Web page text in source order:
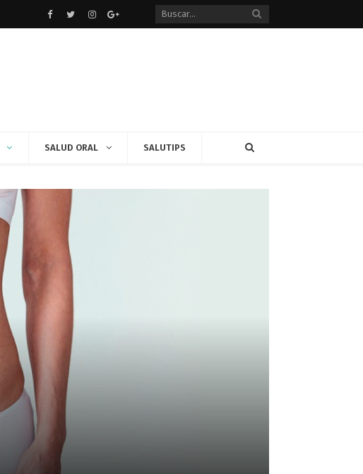
Facebook
TwitterinstagramGoogle+
SALUD ORAL SALUTIPS